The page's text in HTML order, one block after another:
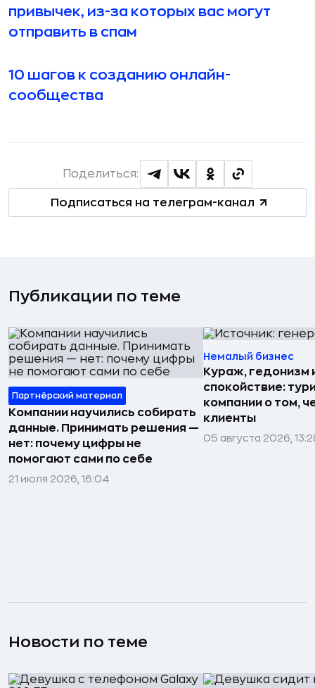
привычек, из-за которых вас могут
отправить в спам
10 шагов к созданию онлайн-
сообщества
Подписаться на телеграм-канал
Поделиться:
Публикации по теме
Партнёрский материал
Компании научились собирать
данные. Принимать решения —
нет: почему цифры не
помогают сами по себе
21 июля 2026, 16:04
Немалый бизнес
Кураж, гедонизм
спокойствие:
компании о том,
клиенты
05 августа 2026,
Новости по теме